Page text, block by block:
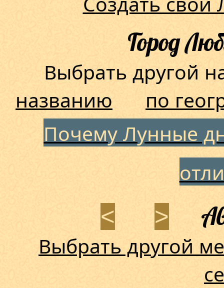
Город
Выбрать другой
названию
по
Почему Лунные
< >
Выбрать другой